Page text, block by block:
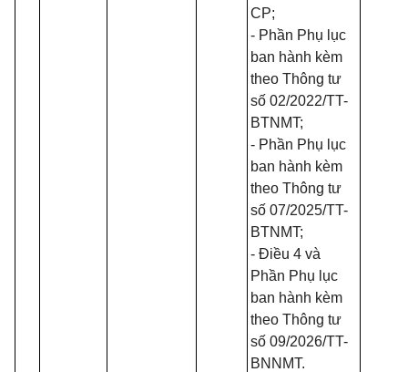
CP;
- Phần Phụ lục
ban hành kèm
theo Thông tư
số 02/2022/TT-
BTNMT;
- Phần Phụ lục
ban hành kèm
theo Thông tư
số 07/2025/TT-
BTNMT;
- Điều 4 và
Phần Phụ lục
ban hành kèm
theo Thông tư
số 09/2026/TT-
BNNMT.